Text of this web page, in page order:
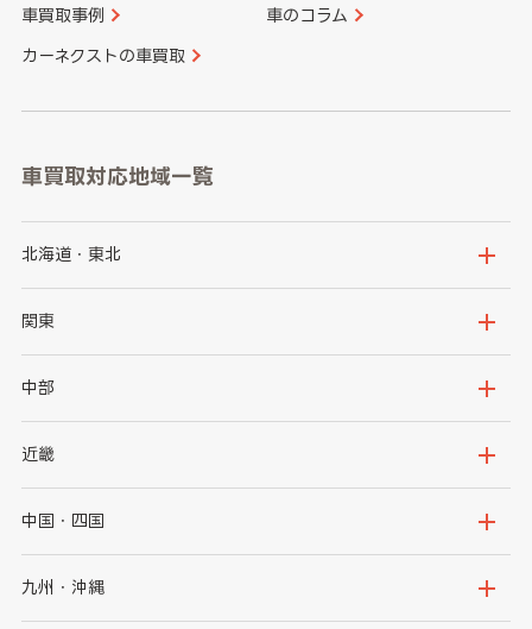
車買取事例 車のコラム
カーネクストの車買取
車買取対応地域一覧
北海道・東北
北海道
岩手県
秋田県
関東
茨城県
群馬県
千葉県
神奈川県
中部
新潟県
石川県
山梨県
近畿
大阪府
京都府
中国・四国
鳥取県
九州・沖縄